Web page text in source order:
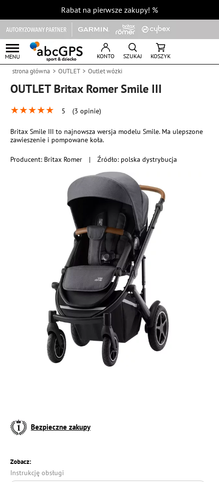
Rabat na pierwsze zakupy! %
MENU KONTO SZUKAJ KOSZYK
strona główna OUTLET Outlet wózki
OUTLET Britax Romer Smile III
★★★★★ 5 (3 opinie)
Producent: Britax Romer | Źródło: polska dystrybucja
Britax Smile III to najnowsza wersja modelu Smile. Ma ulepszone
zawieszenie i pompowane koła.
Bezpieczne zakupy
Zobacz:
Instrukcję obsługi